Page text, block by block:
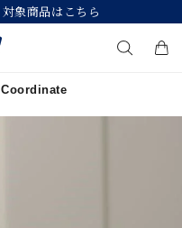
象商品はこちら
キーワードで検索する
Coordinate